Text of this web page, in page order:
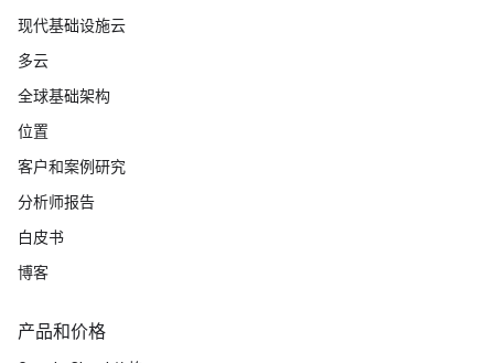
现代基础设施云
多云
全球基础架构
位置
客户和案例研究
分析师报告
白皮书
博客
产品和价格